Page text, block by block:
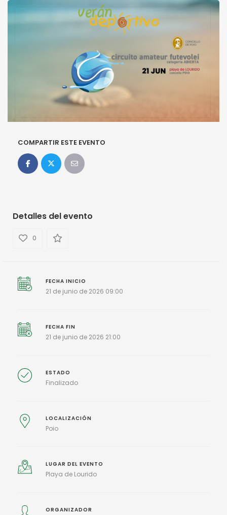
COMPARTIR ESTE EVENTO
Detalles del evento
0
FECHA INICIO
21 de junio de 2026 09:00
FECHA FIN
21 de junio de 2026 21:00
ESTADO
Finalizado
LOCALIZACIÓN
Poio
LUGAR DEL EVENTO
Playa de Lourido
ORGANIZADOR